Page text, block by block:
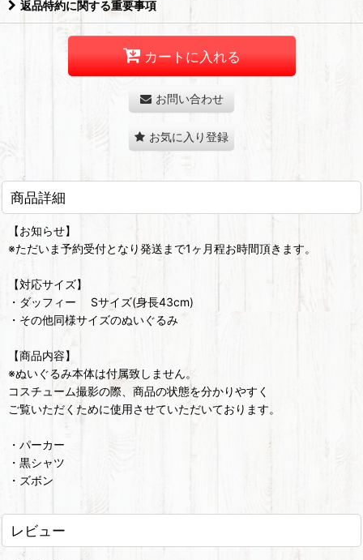
返品特約に関する重要事項
カートに入れる
お問い合わせ
お気に入り登録
商品詳細
【お知らせ】
※ただいま予約受付となり発送まで1ヶ月程お時間頂きます。
【対応サイズ】
・ダッフィー Sサイズ(身長43cm)
・その他同様サイズのぬいぐるみ
【商品内容】
※ぬいぐるみ本体は付属致しません。
コスチューム撮影の際、商品の状態を分かりやすく
ご覧いただくために使用させていただいております。
・パーカー
・黒シャツ
・ズボン
レビュー